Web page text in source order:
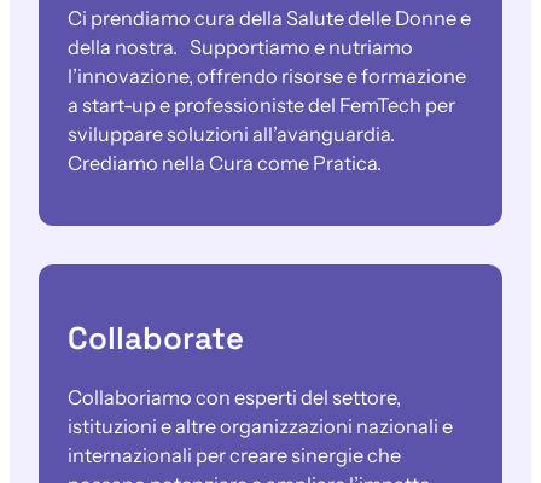
Ci prendiamo cura della Salute delle Donne e
della nostra. Supportiamo e nutriamo
l’innovazione, offrendo risorse e formazione
a start-up e professioniste del FemTech per
sviluppare soluzioni all’avanguardia.
Crediamo nella Cura come Pratica.
Collaborate
Collaboriamo con esperti del settore,
istituzioni e altre organizzazioni nazionali e
internazionali per creare sinergie che